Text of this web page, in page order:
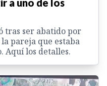
a uno de los
tras ser abatido por
pareja que estaba
Aquí los detalles.